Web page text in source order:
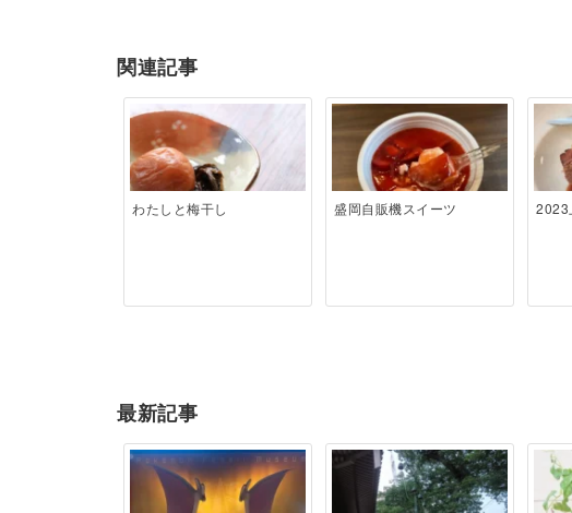
関連記事
わたしと梅干し 盛岡自販機スイーツ 2023
最新記事